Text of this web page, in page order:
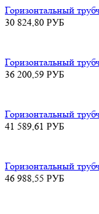
Горизонтальный
30 824,80 РУБ
Горизонтальный
36 200,59 РУБ
Горизонтальный
41 589,61 РУБ
Горизонтальный
46 988,55 РУБ